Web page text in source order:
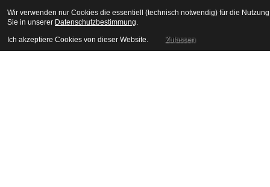
Wir verwenden nur Cookies die essentiell (technisch notwendig) für die
Sie in unserer Datenschutzbestimmung.
Ich akzeptiere Cookies von dieser Website. Zulassen